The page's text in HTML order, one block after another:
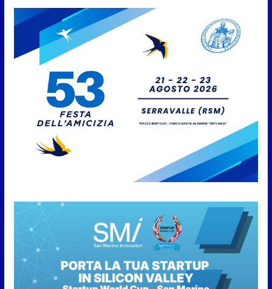
San Marino Academy.
Femminile: quattro Primavera
aggregate alla Prima Squadra
8 Agosto 2026
San Marino. “Cena Tramonto &
Live” una serata di
cucina e solidarietà, a Faetano.
Con la firma e la regia di